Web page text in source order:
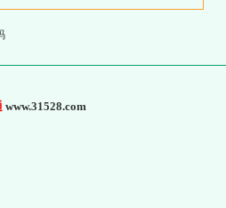
www.31528.com